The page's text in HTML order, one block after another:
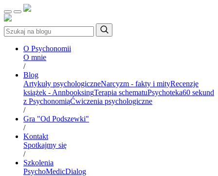
O Psychonomii
O mnie
/
Blog
Artykuły psychologiczneNarcyzm - fakty i mityRecenzje
książek - AnnbooksingTerapia schematuPsychoteka60 sekund
z PsychonomiąĆwiczenia psychologiczne
/
Gra "Od Podszewki"
/
Kontakt
Spotkajmy się
/
Szkolenia
PsychoMedicDialog